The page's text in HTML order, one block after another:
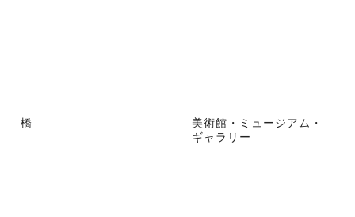
橋
美術館・ミュージアム・
ギャラリー